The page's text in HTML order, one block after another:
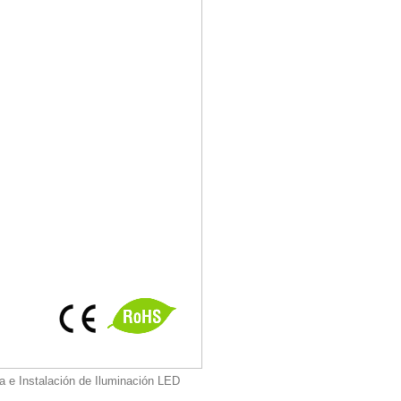
e Instalación de Iluminación LED